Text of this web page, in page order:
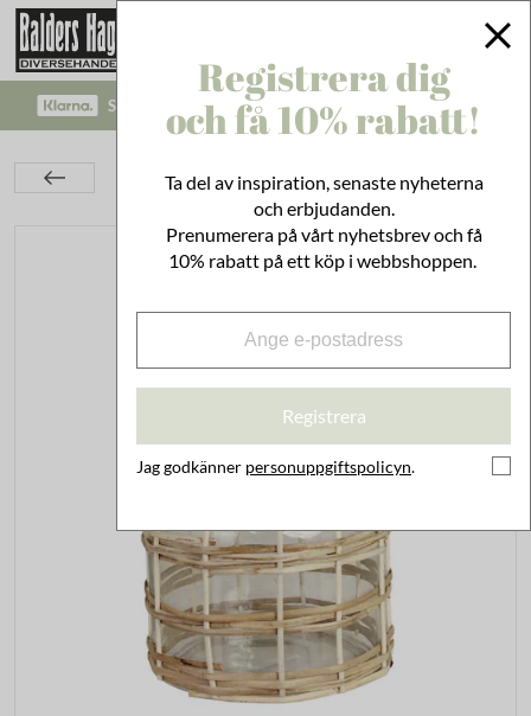
SÄKRA BETALNINGAR MED KLARNA CHECKOUT!
Ljuslykta Tova m. Handtag
Registrera dig
och få 10% rabatt!
Ta del av inspiration, senaste nyheterna
och erbjudanden.
Prenumerera på vårt nyhetsbrev och få
10% rabatt på ett köp i webbshoppen.
Registrera
Jag godkänner personuppgiftspolicyn.